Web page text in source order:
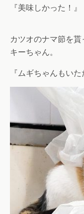
『美味しかった！』
カツオのナマ節を
キーちゃん。
『ムギちゃんもいた